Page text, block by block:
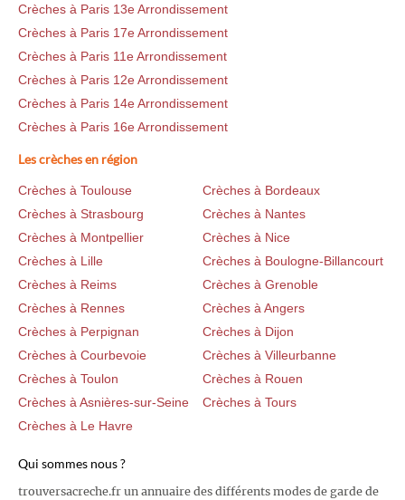
Crèches à Paris 13e Arrondissement
Crèches à Paris 17e Arrondissement
Crèches à Paris 11e Arrondissement
Crèches à Paris 12e Arrondissement
Crèches à Paris 14e Arrondissement
Crèches à Paris 16e Arrondissement
Les crèches en région
Crèches à Toulouse
Crèches à Bordeaux
Crèches à Strasbourg
Crèches à Nantes
Crèches à Montpellier
Crèches à Nice
Crèches à Lille
Crèches à Boulogne-Billancourt
Crèches à Reims
Crèches à Grenoble
Crèches à Rennes
Crèches à Angers
Crèches à Perpignan
Crèches à Dijon
Crèches à Courbevoie
Crèches à Villeurbanne
Crèches à Toulon
Crèches à Rouen
Crèches à Asnières-sur-Seine
Crèches à Tours
Crèches à Le Havre
Qui sommes nous ?
trouversacreche.fr un annuaire des différents modes de garde de